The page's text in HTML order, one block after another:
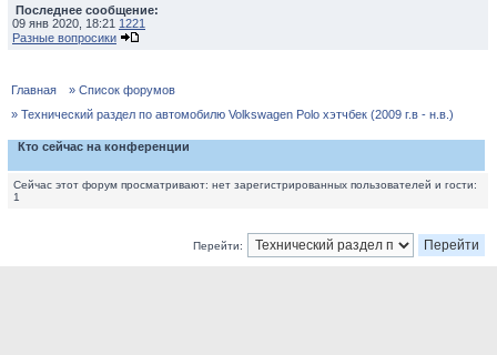
Последнее сообщение:
09 янв 2020, 18:21 1221
Разные вопросики
Главная
» Список форумов
» Технический раздел по автомобилю Volkswagen Polo хэтчбек (2009 г.в - н.в.)
Кто сейчас на конференции
Сейчас этот форум просматривают: нет зарегистрированных пользователей и гости:
1
Перейти: